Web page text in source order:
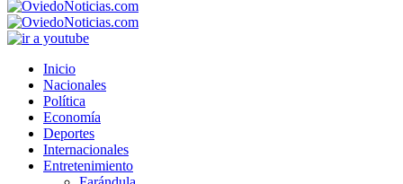
Inicio
Nacionales
Política
Economía
Deportes
Internacionales
Entretenimiento